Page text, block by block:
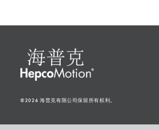
©2026 海普克有限公司保留所有权利。